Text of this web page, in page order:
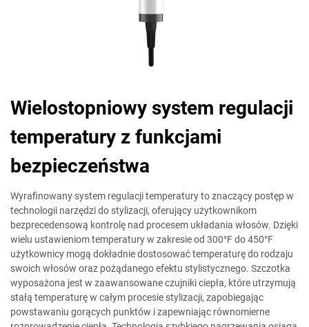
Wielostopniowy system regulacji
temperatury z funkcjami
bezpieczeństwa
Wyrafinowany system regulacji temperatury to znaczący postęp w
technologii narzędzi do stylizacji, oferujący użytkownikom
bezprecedensową kontrolę nad procesem układania włosów. Dzięki
wielu ustawieniom temperatury w zakresie od 300°F do 450°F
użytkownicy mogą dokładnie dostosować temperaturę do rodzaju
swoich włosów oraz pożądanego efektu stylistycznego. Szczotka
wyposażona jest w zaawansowane czujniki ciepła, które utrzymują
stałą temperaturę w całym procesie stylizacji, zapobiegając
powstawaniu gorących punktów i zapewniając równomierne